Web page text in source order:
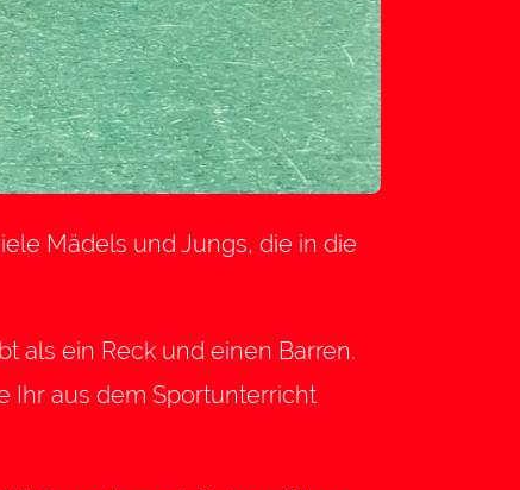
Mädels und Jungs, die in die
als ein Reck und einen Barren.
Ihr aus dem Sportunterricht